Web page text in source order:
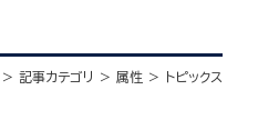
記事カテゴリ 属性 トピックス